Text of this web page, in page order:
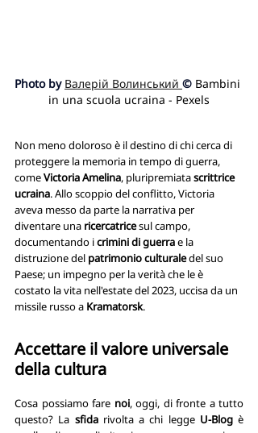
Photo by Валерій Волинський © Bambini
in una scuola ucraina - Pexels
Non meno doloroso è il destino di chi cerca di
proteggere la memoria in tempo di guerra,
come Victoria Amelina, pluripremiata scrittrice
ucraina. Allo scoppio del conflitto, Victoria
aveva messo da parte la narrativa per
diventare una ricercatrice sul campo,
documentando i crimini di guerra e la
distruzione del patrimonio culturale del suo
Paese; un impegno per la verità che le è
costato la vita nell'estate del 2023, uccisa da un
missile russo a Kramatorsk.
Accettare il valore universale
della cultura
Cosa possiamo fare noi, oggi, di fronte a tutto
questo? La sfida rivolta a chi legge U-Blog è